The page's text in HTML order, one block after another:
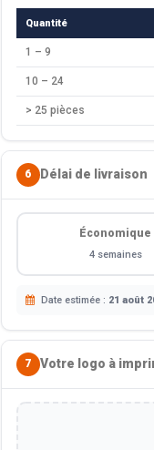
Quantité
1 – 9
10 – 24
> 25 pièces
6 Délai de livraison
Économique
4 semaines
Date estimée : 21 août
7 Votre logo à